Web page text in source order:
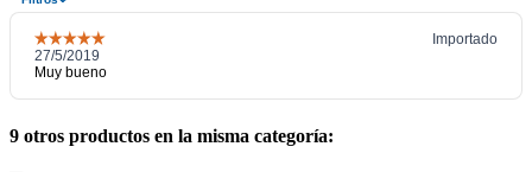
9 otros productos en la misma categoría: